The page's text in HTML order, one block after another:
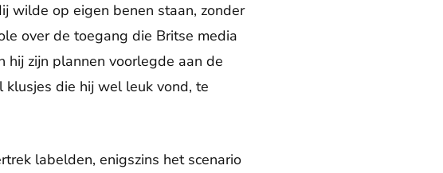
wilde op eigen benen staan, zonder
over de toegang die Britse media
hij zijn plannen voorlegde aan de
klusjes die hij wel leuk vond, te
labelden, enigszins het scenario